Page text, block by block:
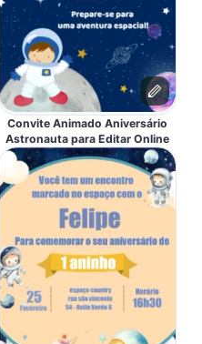
Convite Animado Aniversário
Astronauta para Editar Online